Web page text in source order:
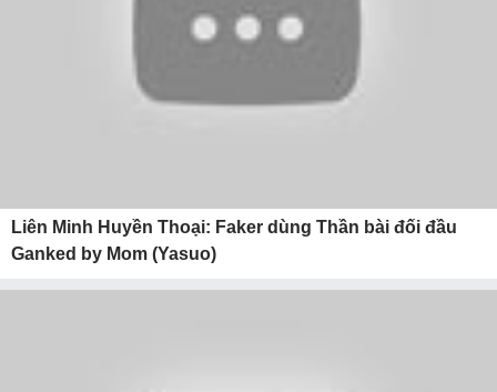
Liên Minh Huyền Thoại: Faker dùng Thần bài đối đầu
Ganked by Mom (Yasuo)